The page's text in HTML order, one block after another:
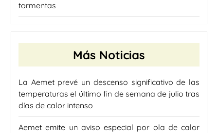
tormentas
Más Noticias
La Aemet prevé un descenso significativo de las
temperaturas el último fin de semana de julio tras
días de calor intenso
Aemet emite un aviso especial por ola de calor